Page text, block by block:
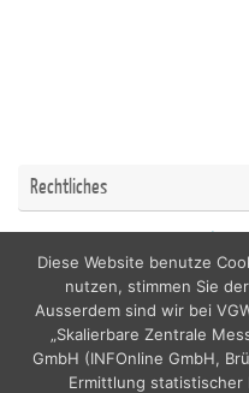
Rechtliches
Impressum
Diese Website benutze
nutzen, stimmen Sie
Ausserdem sind wir bei
„Skalierbare Zentrale
GmbH (INFOnline GmbH,
Ermittlung